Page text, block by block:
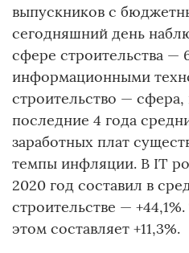
выпускников с
сегодняшний день
сфере строительства —
информационными
строительство — сфера,
последние 4 года
заработных плат
темпы инфляции. В IT
2020 год составил в
строительстве —
этом составляет +11,3%.